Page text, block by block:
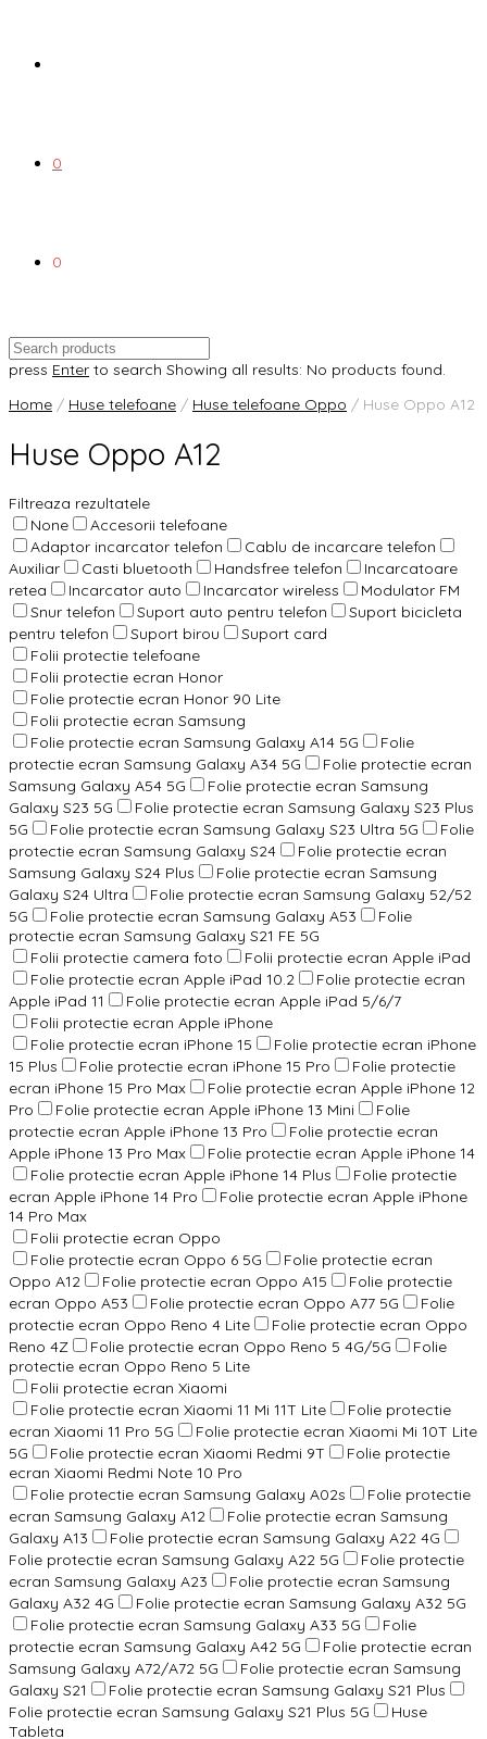
0
0
press Enter to search Showing all results: No products found.
Home / Huse telefoane / Huse telefoane Oppo / Huse Oppo A12
Huse Oppo A12
Filtreaza rezultatele
None
Accesorii telefoane
Adaptor incarcator telefon
Cablu de incarcare telefon
Auxiliar
Casti bluetooth Handsfree telefon
Incarcatoare
retea
Incarcator auto Incarcator wireless
Modulator FM
Snur telefon
Suport auto pentru telefon
Suport bicicleta
pentru telefon
Suport birou
Suport card
Folii protectie telefoane
Folii protectie ecran Honor
Folie protectie ecran Honor 90 Lite
Folii protectie ecran Samsung
Folie protectie ecran Samsung Galaxy A14 5G
Folie
protectie ecran Samsung Galaxy A34 5G
Folie protectie ecran
Samsung Galaxy A54 5G
Folie protectie ecran Samsung
Galaxy S23 5G
Folie protectie ecran Samsung Galaxy S23 Plus
5G
Folie protectie ecran Samsung Galaxy S23 Ultra 5G
Folie
protectie ecran Samsung Galaxy S24
Folie protectie ecran
Samsung Galaxy S24 Plus
Folie protectie ecran Samsung
Galaxy S24 Ultra
Folie protectie ecran Samsung Galaxy 52/52
5G
Folie protectie ecran Samsung Galaxy A53
Folie
protectie ecran Samsung Galaxy S21 FE 5G
Folii protectie camera foto
Folii protectie ecran Apple iPad
Folie protectie ecran Apple iPad 10.2
Folie protectie ecran
Apple iPad 11
Folie protectie ecran Apple iPad 5/6/7
Folii protectie ecran Apple iPhone
Folie protectie ecran iPhone 15
Folie protectie ecran iPhone
15 Plus
Folie protectie ecran iPhone 15 Pro
Folie protectie
ecran iPhone 15 Pro Max
Folie protectie ecran Apple iPhone 12
Pro
Folie protectie ecran Apple iPhone 13 Mini
Folie
protectie ecran Apple iPhone 13 Pro
Folie protectie ecran
Apple iPhone 13 Pro Max
Folie protectie ecran Apple iPhone 14
Folie protectie ecran Apple iPhone 14 Plus
Folie protectie
ecran Apple iPhone 14 Pro
Folie protectie ecran Apple iPhone
14 Pro Max
Folii protectie ecran Oppo
Folie protectie ecran Oppo 6 5G
Folie protectie ecran
Oppo A12
Folie protectie ecran Oppo A15
Folie protectie
ecran Oppo A53
Folie protectie ecran Oppo A77 5G
Folie
protectie ecran Oppo Reno 4 Lite
Folie protectie ecran Oppo
Reno 4Z
Folie protectie ecran Oppo Reno 5 4G/5G
Folie
protectie ecran Oppo Reno 5 Lite
Folii protectie ecran Xiaomi
Folie protectie ecran Xiaomi 11 Mi 11T Lite
Folie protectie
ecran Xiaomi 11 Pro 5G
Folie protectie ecran Xiaomi Mi 10T Lite
5G
Folie protectie ecran Xiaomi Redmi 9T
Folie protectie
ecran Xiaomi Redmi Note 10 Pro
Folie protectie ecran Samsung Galaxy A02s
Folie protectie
ecran Samsung Galaxy A12
Folie protectie ecran Samsung
Galaxy A13
Folie protectie ecran Samsung Galaxy A22 4G
Folie protectie ecran Samsung Galaxy A22 5G
Folie protectie
ecran Samsung Galaxy A23
Folie protectie ecran Samsung
Galaxy A32 4G
Folie protectie ecran Samsung Galaxy A32 5G
Folie protectie ecran Samsung Galaxy A33 5G
Folie
protectie ecran Samsung Galaxy A42 5G
Folie protectie ecran
Samsung Galaxy A72/A72 5G
Folie protectie ecran Samsung
Galaxy S21
Folie protectie ecran Samsung Galaxy S21 Plus
Folie protectie ecran Samsung Galaxy S21 Plus 5G
Huse
Tableta